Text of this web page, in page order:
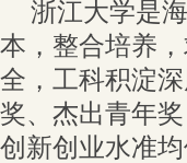
浙江大学是
本，整合培养
全，工科积淀
奖、杰出青年
创新创业水准均